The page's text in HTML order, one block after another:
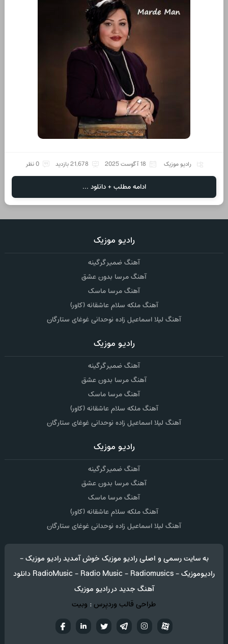
رادیو موزیک 18 آگوست 2025 21,678 بازدید 0 نظر
ادامه مطلب + دانلود ...
رادیو موزیک
آهنگ ضمیر گرگینه
آهنگ مرسا بدون عشق
آهنگ مرسا ماسک
آهنگ ملکه سلام عاشقانه (کاور)
آهنگ لیلا اسماعیل زاده نوحدانی غوغای ستارگان
رادیو موزیک
آهنگ ضمیر گرگینه
آهنگ مرسا بدون عشق
آهنگ مرسا ماسک
آهنگ ملکه سلام عاشقانه (کاور)
آهنگ لیلا اسماعیل زاده نوحدانی غوغای ستارگان
رادیو موزیک
آهنگ ضمیر گرگینه
آهنگ مرسا بدون عشق
آهنگ مرسا ماسک
آهنگ ملکه سلام عاشقانه (کاور)
آهنگ لیلا اسماعیل زاده نوحدانی غوغای ستارگان
به سایت رسمی و اصلی رادیو موزیک خوش آمدید رادیو موزیک -
رادیوموزیک - RadioMusic - Radio Music - Radiomusics دانلود
آهنگ جدید در رادیو موزیک
طراحی قالب وردپرس: وبیت
تويترتلگراماینستاگرام آپارات